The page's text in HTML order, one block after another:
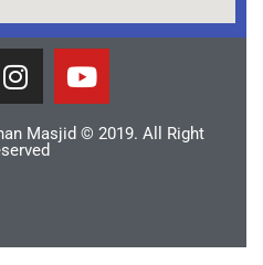
Masjid © 2019. All Right